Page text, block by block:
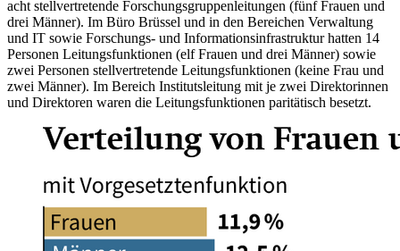
acht stellvertretende Forschungsgruppenleitungen (fünf Frauen und
drei Männer). Im Büro Brüssel und in den Bereichen Verwaltung
und IT sowie Forschungs- und Informationsinfrastruktur hatten 14
Personen Leitungsfunktionen (elf Frauen und drei Männer) sowie
zwei Personen stellvertretende Leitungsfunktionen (keine Frau und
zwei Männer). Im Bereich Institutsleitung mit je zwei Direktorinnen
und Direktoren waren die Leitungsfunktionen paritätisch besetzt.